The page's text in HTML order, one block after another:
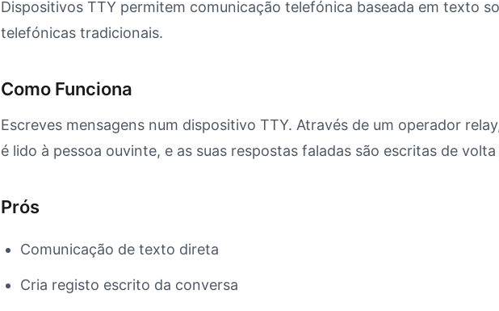
Dispositivos TTY permitem comunicação telefónica baseada em texto
telefónicas tradicionais.
Como Funciona
Escreves mensagens num dispositivo TTY. Através de um operador
é lido à pessoa ouvinte, e as suas respostas faladas são escritas de
Prós
Comunicação de texto direta
Cria registo escrito da conversa